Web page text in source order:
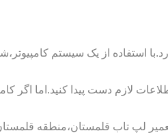
از یک سیستم
لازم دست پیدا کنید.اما اگر
لپ تاب قلمستان،منطقه